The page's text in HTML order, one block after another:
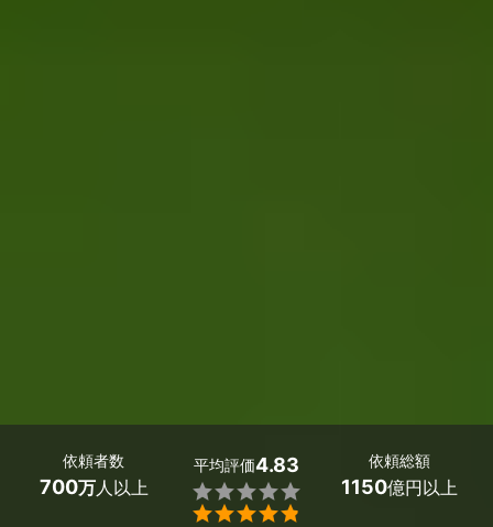
依頼者数
700万人以上
平均評価4.83


依頼総額
1150億円以上